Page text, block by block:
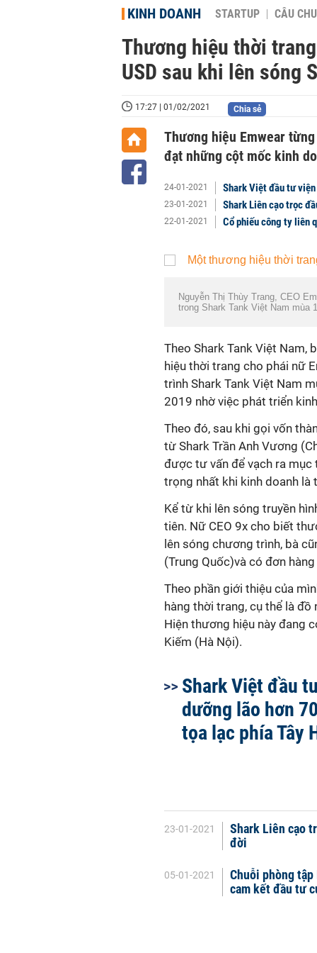
KINH DOANH STARTUP CÂU
Thương hiệu thời
USD sau khi lên sóng
17:27 | 01/02/2021 Chia sẻ
Thương hiệu Emwear
đạt những cột mốc kinh
24-01-2021 Shark Việt đầu tư
23-01-2021 Shark Liên cạo trọc
22-01-2021 Cổ phiếu công ty liên
Nguyễn Thị Thùy Trang, CEO
trong Shark Tank Việt Nam mùa
Theo Shark Tank Việt Nam,
hiệu thời trang cho phái nữ
trình Shark Tank Việt Nam
2019 nhờ việc phát triển
Theo đó, sau khi gọi vốn
từ Shark Trần Anh Vương
được tư vấn để vạch ra mục
trọng nhất khi kinh doanh
Kể từ khi lên sóng truyền
tiên. Nữ CEO 9x cho biết
lên sóng chương trình, bà
(Trung Quốc)và có đơn hàng
Theo phần giới thiệu của
hàng thời trang, cụ thể là đồ
Hiện thương hiệu này đang
Kiếm (Hà Nội).
Shark Việt đầu
dưỡng lão hơn
tọa lạc phía Tây
23-01-2021
Shark Liên cạo
đời
05-01-2021
Chuỗi phòng
cam kết đầu tư